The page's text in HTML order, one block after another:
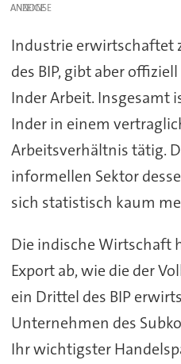
ANZEIGE
Industrie erwirtschaftet
des BIP, gibt aber
Inder Arbeit. Insgesamt
Inder in einem
Arbeitsverhältnis tätig.
informellen Sektor
sich statistisch kaum
Die indische Wirtschaft
Export ab, wie die der
ein Drittel des BIP
Unternehmen des
Ihr wichtigster